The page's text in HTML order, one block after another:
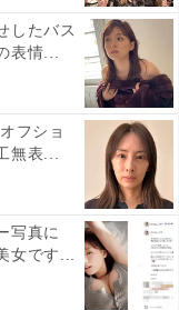
したバス
表情...
フショ
無表...
写真に
女です...